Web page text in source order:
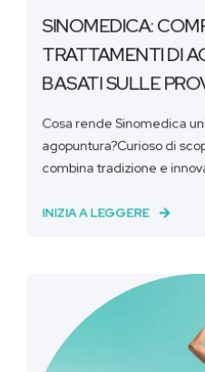
SINOMEDICA:
TRATTAMENTI DI
BASATI SULLE
Cosa rende Sinomedica
agopuntura?Curioso di
combina tradizione e
INIZIA A LEGGERE